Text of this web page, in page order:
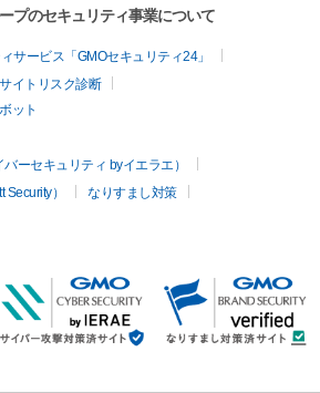
プのセキュリティ事業について
サービス「GMOセキュリティ24」
イトリスク診断
ット
ーセキュリティ byイエラエ）
）
なりすまし対策